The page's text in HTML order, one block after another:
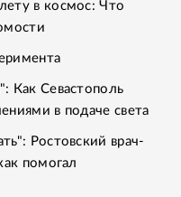
в космос: Что
Как Севастополь
в подаче света
Ростовский врач-
помогал